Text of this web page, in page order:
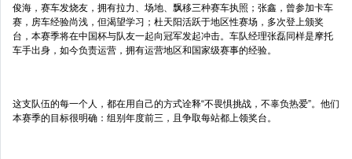
俊海，赛车发烧友，拥有拉力、场地、飘移三种赛车执照；张鑫，曾参加卡车
赛，房车经验尚浅，但渴望学习；杜天阳活跃于地区性赛场，多次登上颁奖
台，本赛季将在中国杯与队友一起向冠军发起冲击。车队经理张磊同样是摩托
车手出身，如今负责运营，拥有运营地区和国家级赛事的经验。
这支队伍的每一个人，都在用自己的方式诠释“不畏惧挑战，不辜负热爱”。他们
本赛季的目标很明确：组别年度前三，且争取每站都上领奖台。